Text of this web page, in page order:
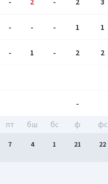
- - - 1 1
- 1 - 2 2
-
пт бш бc ф фс
7 4 1 21 22